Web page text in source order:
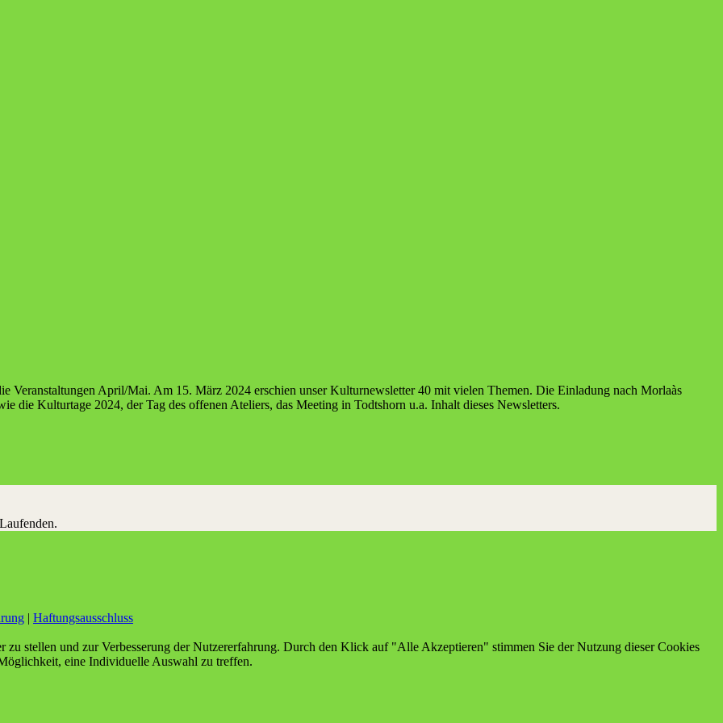
Ver­an­stal­tun­gen April/Mai. Am 15. März 2024 erschien unser Kul­tur­news­let­ter 40 mit vie­len The­men. Die Ein­la­dung nach Mor­laàs
die Kul­tur­ta­ge 2024, der Tag des offe­nen Ate­liers, das Mee­ting in Todtshorn u.a. Inhalt die­ses Newsletters.
| Haftungsausschluss
zu stellen und zur Verbesserung der Nutzererfahrung. Durch den Klick auf "Alle Akzeptieren" stimmen Sie der Nutzung dieser Cookies
eine Individuelle Auswahl zu treffen.